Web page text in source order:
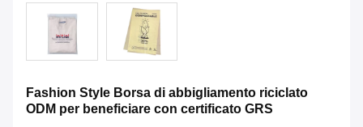
Fashion Style Borsa di abbigliamento riciclato
ODM per beneficiare con certificato GRS